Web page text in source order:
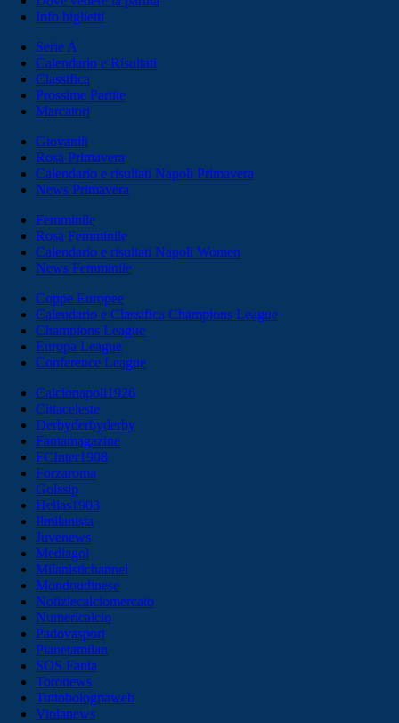
Info biglietti
Serie A
Calendario e Risultati
Classifica
Prossime Partite
Marcatori
Giovanili
Rosa Primavera
Calendario e risultati Napoli Primavera
News Primavera
Femminile
Rosa Femminile
Calendario e risultati Napoli Women
News Femminile
Coppe Europee
Calendario e Classifica Champions League
Champions League
Europa League
Conference League
Calcionapoli1926
Cittaceleste
Derbyderbyderby
Fantamagazine
FCInter1908
Forzaroma
Golssip
Hellas1903
Ilmilanista
Juvenews
Mediagol
Milanistichannel
Mondoudinese
Notiziecalciomercato
Numericalcio
Padovasport
Pianetamilan
SOS Fanta
Toronews
Tuttobolognaweb
Violanews